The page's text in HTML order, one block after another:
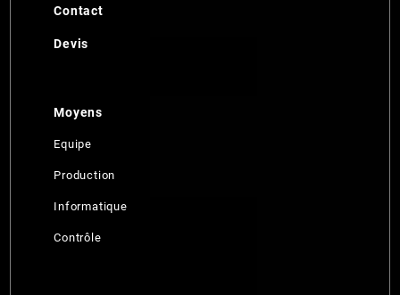
Contact
Devis
Moyens
Equipe
Production
Informatique
Contrôle